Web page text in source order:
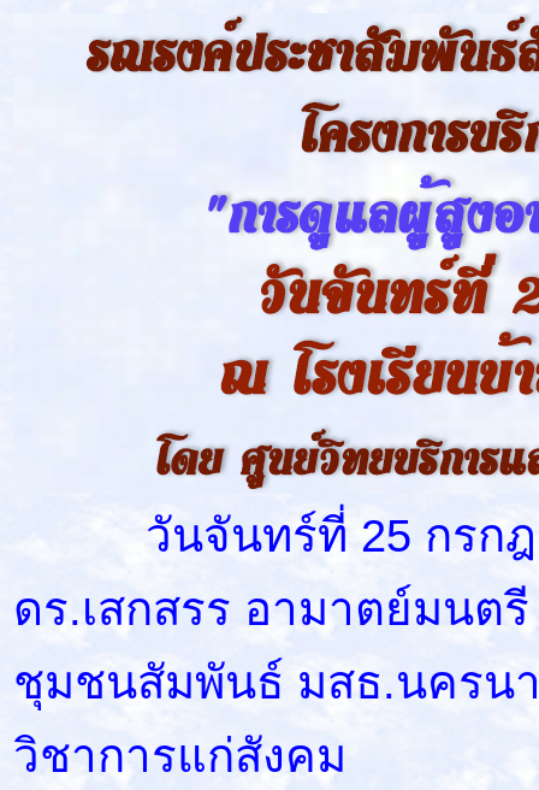
วันจันทร์ที่ 25 กรกฎา
ดร.เสกสรร อามาตย์มนต
ชุมชนสัมพันธ์ มสธ.นครนา
วิชาการแก่สังคม